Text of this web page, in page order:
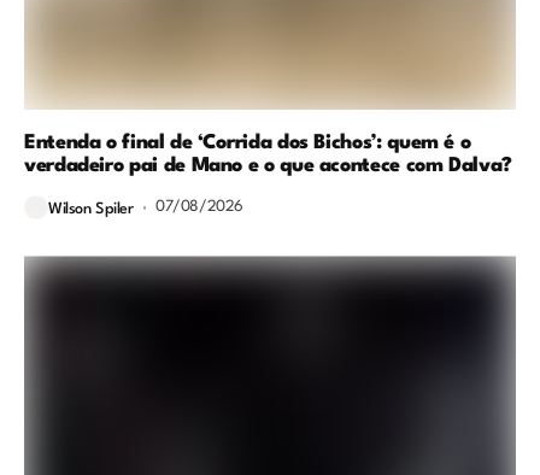
Entenda o final de ‘Corrida dos Bichos’: quem é o
verdadeiro pai de Mano e o que acontece com Dalva?
Wilson Spiler 07/08/2026